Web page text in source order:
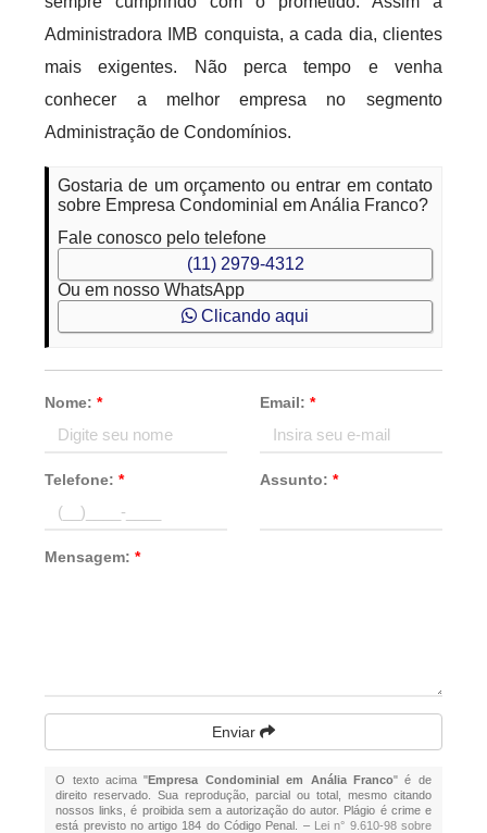
Administradora IMB conquista, a cada dia, clientes
mais exigentes. Não perca tempo e venha
conhecer a melhor empresa no segmento
Administração de Condomínios.
Gostaria de um orçamento ou entrar em contato
sobre Empresa Condominial em Anália Franco?
Fale conosco pelo telefone
(11) 2979-4312
Ou em nosso WhatsApp
Clicando aqui
Nome:* Email: *
Telefone:* Assunto: *
Mensagem:*
Enviar
O texto acima "Empresa Condominial em Anália Franco" é de
direito reservado. Sua reprodução, parcial ou total, mesmo citando
nossos links, é proibida sem a autorização do autor. Plágio é crime e
está previsto no artigo 184 do Código Penal. – Lei n° 9.610-98 sobre